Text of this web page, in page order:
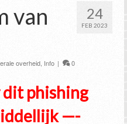
24
FEB 2023
van
overheid, Info | 0
phishing
—-